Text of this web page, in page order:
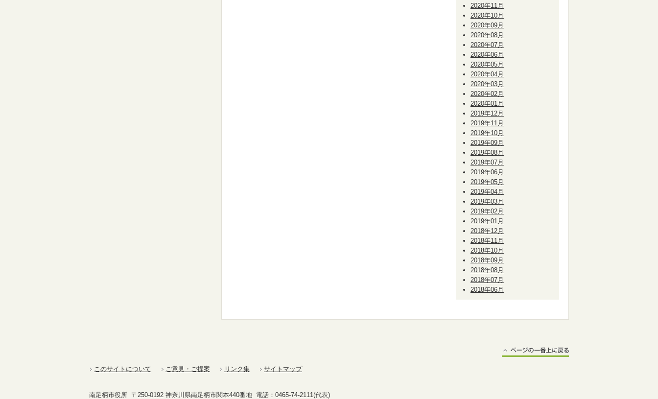
2020年11月
2020年10月
2020年09月
2020年08月
2020年07月
2020年06月
2020年05月
2020年04月
2020年03月
2020年02月
2020年01月
2019年12月
2019年11月
2019年10月
2019年09月
2019年08月
2019年07月
2019年06月
2019年05月
2019年04月
2019年03月
2019年02月
2019年01月
2018年12月
2018年11月
2018年10月
2018年09月
2018年08月
2018年07月
2018年06月
このサイトについて ご意見・ご提案 リンク集 サイトマップ
南足柄市役所 〒250-0192 神奈川県南足柄市関本440番地 電話：0465-74-2111(代表)